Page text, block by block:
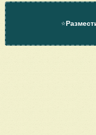
⭐